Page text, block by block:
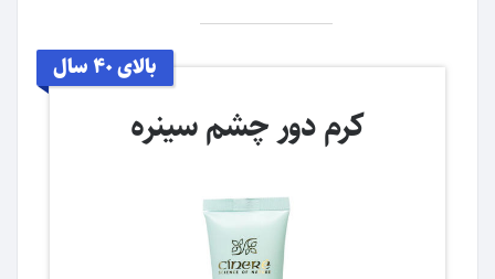
بالای ۴۰ سال
کرم دور چشم سینره